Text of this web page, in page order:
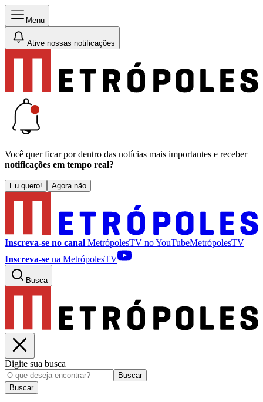
Menu
Ative nossas notificações
Você quer ficar por dentro das notícias mais importantes e receber
notificações em tempo real?
Eu quero! Agora não
Inscreva-se no canal MetrópolesTV noYouTubeMetrópolesTV
Inscreva-se na MetrópolesTV
Busca
Digite sua busca
Buscar
Buscar